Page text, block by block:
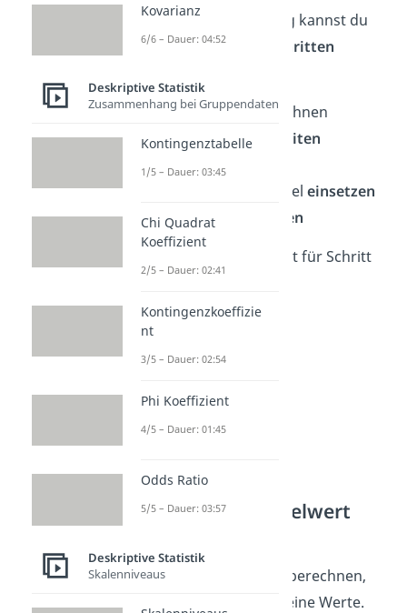
DieStandard
abweichung kannst du
mit der Formel in
vier Schritten
DenMittelwertberechnen
DieWahrscheinlichkeiten
berechnen
in die Formel einsetzen
DieFormel ausrechnen
Das gehen wir jetzt Schritt für Schritt
durch.
Schritt 1: Den Mittelwert
berechnen
Um den
zu berechnen,
deine Werte.
Kovarianz
6/6 – Dauer: 04:52
Deskriptive Statistik
Zusammenhang bei Gruppendaten
Kontingenztabelle
1/5 – Dauer: 03:45
Chi Quadrat
Koeffizient
2/5 – Dauer: 02:41
Kontingenzkoeffizie
nt
3/5 – Dauer: 02:54
Phi Koeffizient
4/5 – Dauer: 01:45
Odds Ratio
5/5 – Dauer: 03:57
Deskriptive Statistik
Skalenniveaus